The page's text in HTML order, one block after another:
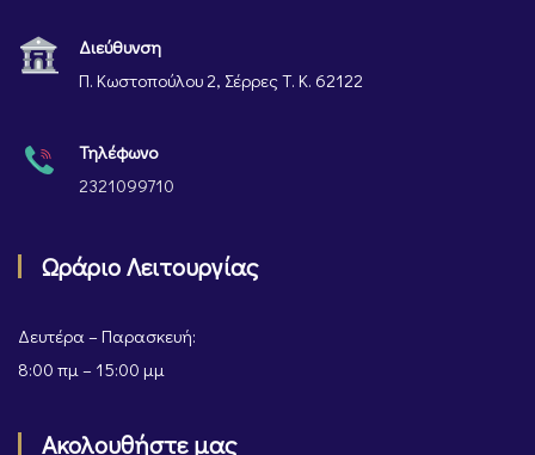
Διεύθυνση
Π. Κωστοπούλου 2, Σέρρες Τ. Κ. 62122
Τηλέφωνο
2321099710
Ωράριο Λειτουργίας
Δευτέρα – Παρασκευή:
8:00 πμ – 15:00 μμ
Ακολουθήστε μας